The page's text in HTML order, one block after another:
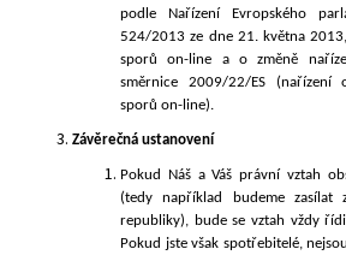
podle Nařízení Evropského
524/2013 ze dne 21. května
sporů on-line a o změně
směrnice 2009/22/ES (nařízení
sporů on-line).
Závěrečná ustanovení
Pokud Náš a Váš právní vztah
(tedy například budeme zasílat
republiky), bude se vztah vždy
Pokud jste však spotřebitelé,